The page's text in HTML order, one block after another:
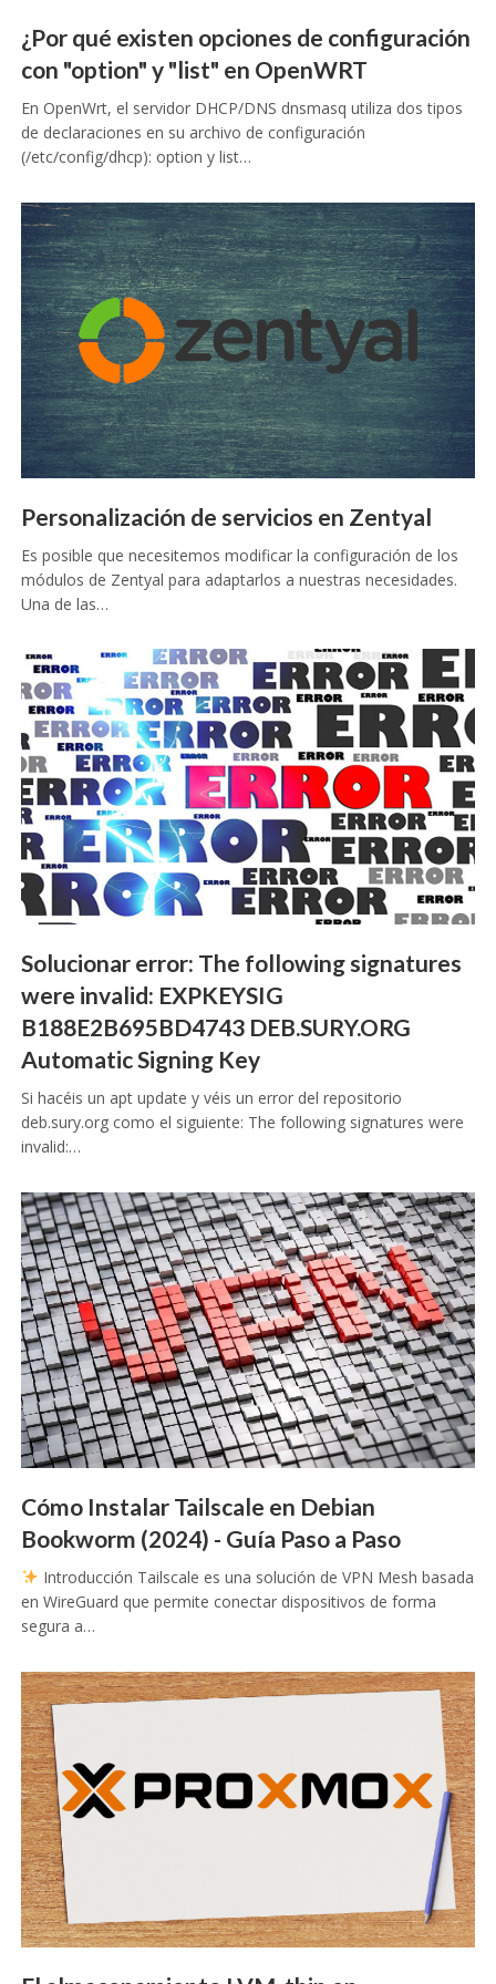
¿Por qué existen opciones de configuración
con "option" y "list" en OpenWRT
En OpenWrt, el servidor DHCP/DNS dnsmasq utiliza dos tipos
de declaraciones en su archivo de configuración
(/etc/config/dhcp): option y list…
Personalización de servicios en Zentyal
Es posible que necesitemos modificar la configuración de los
módulos de Zentyal para adaptarlos a nuestras necesidades.
Una de las…
Solucionar error: The following signatures
were invalid: EXPKEYSIG
B188E2B695BD4743 DEB.SURY.ORG
Automatic Signing Key
Si hacéis un apt update y véis un error del repositorio
deb.sury.org como el siguiente: The following signatures were
invalid:…
Cómo Instalar Tailscale en Debian
Bookworm (2024) - Guía Paso a Paso
Introducción Tailscale es una solución de VPN Mesh basada
en WireGuard que permite conectar dispositivos de forma
segura a…